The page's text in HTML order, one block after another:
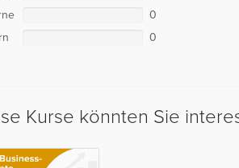
0
0
Kurse könnten Sie